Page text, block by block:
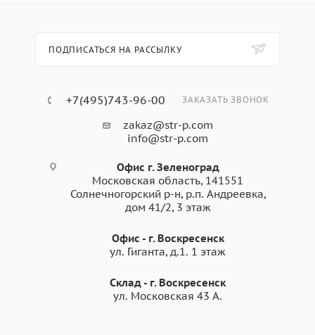
ПОДПИСАТЬСЯ НА РАССЫЛКУ
+7(495)743-96-00 ЗАКАЗАТЬ ЗВОНОК
zakaz@str-p.com
info@str-p.com
Офис г. Зеленоград
Московская область, 141551
Солнечногорский р-н, р.п. Андреевка,
дом 41/2, 3 этаж
Офис - г. Воскресенск
ул. Гиганта, д.1. 1 этаж
Склад - г. Воскресенск
ул. Московская 43 А.